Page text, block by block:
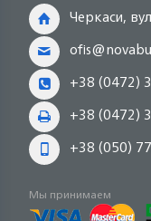
Черкаси,
+38 (0472)
+38 (0472)
+38 (050)
Мы принимаем